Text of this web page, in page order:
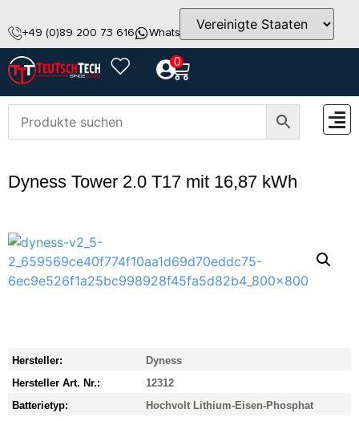
+49 (0)89 200 73 616 WhatsApp info@teutschtech.com
0
Dyness Tower 2.0 T17 mit 16,87 kWh
Hersteller:
Dyness
Hersteller Art. Nr.:
12312
Batterietyp:
Hochvolt Lithium-Eisen-Phosphat